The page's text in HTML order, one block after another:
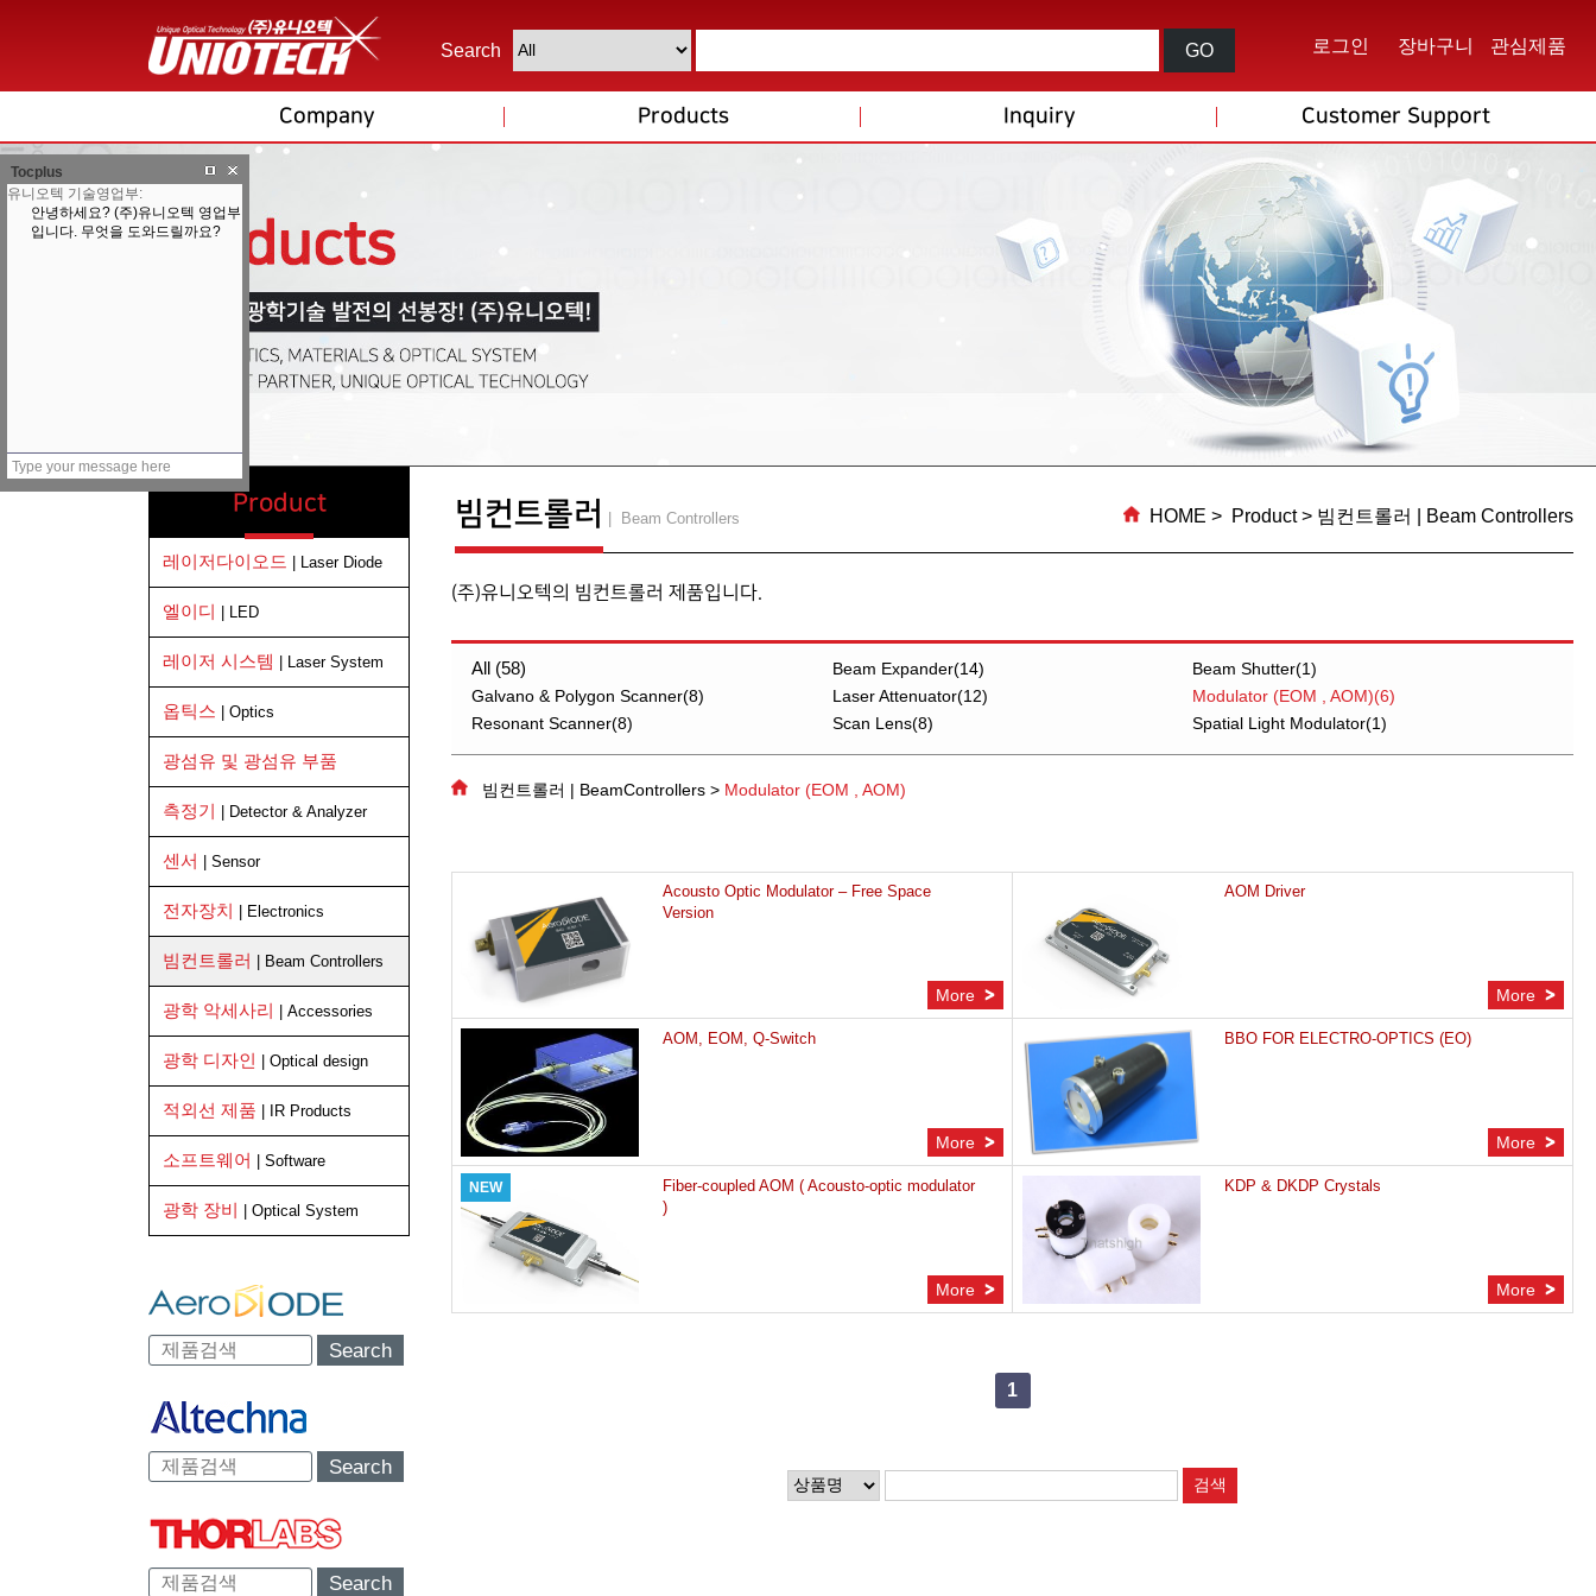
Search GO 로그인 장바구니 관심제품
Company Products Inquiry Customer Support
Product
레이저다이오드 | Laser Diode
엘이디 | LED
레이저 시스템 | Laser System
옵틱스 | Optics
광섬유 및 광섬유 부품
측정기 | Detector & Analyzer
센서 | Sensor
전자장치 | Electronics
빔컨트롤러 | Beam Controllers
광학 악세사리 | Accessories
광학 디자인 | Optical design
적외선 제품 | IR Products
소프트웨어 | Software
광학 장비 | Optical System
Search
Search
Search
빔컨트롤러 | Beam Controllers HOME > Product > 빔컨트롤러 | Beam Controllers
(주)유니오텍의 빔컨트롤러 제품입니다.
All (58) Beam Expander(14)
Beam Shutter(1)
Galvano & Polygon Scanner(8)
Laser Attenuator(12)
Modulator (EOM , AOM)(6)
Resonant Scanner(8)
Scan Lens(8) Spatial Light Modulator(1)
빔컨트롤러 | BeamControllers > Modulator (EOM , AOM)
Acousto Optic Modulator – Free Space
Version
More
AOM Driver
More
AOM, EOM, Q-Switch
More
BBO FOR ELECTRO-OPTICS (EO)
More
NEW
Fiber-coupled AOM ( Acousto-optic modulator
)
More
KDP & DKDP Crystals
More
1
Tocplus